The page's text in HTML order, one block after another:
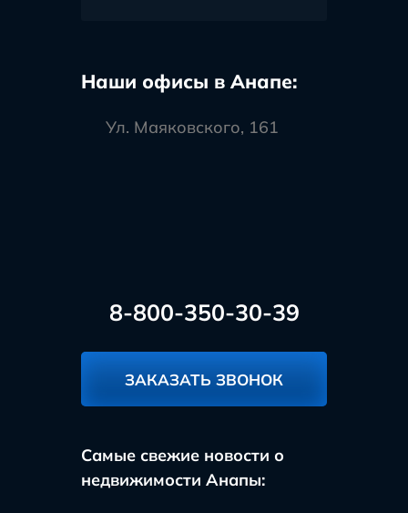
Наши офисы в Анапе:
Ул. Маяковского, 161
8-800-350-30-39
ЗАКАЗАТЬ ЗВОНОК
Самые свежие новости о
недвижимости Анапы: